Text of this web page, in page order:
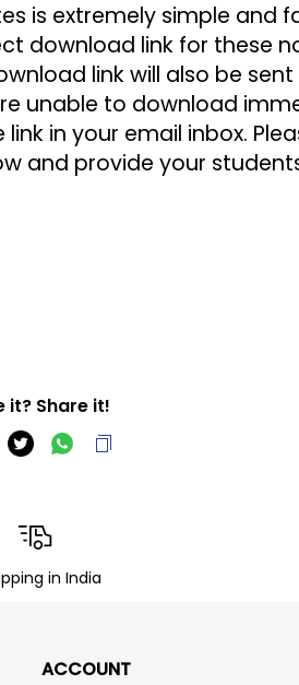
is extremely simple and
download link for these
link will also be
unable to download
in your email inbox.
and provide your
it? Share it!
in India
ACCOUNT